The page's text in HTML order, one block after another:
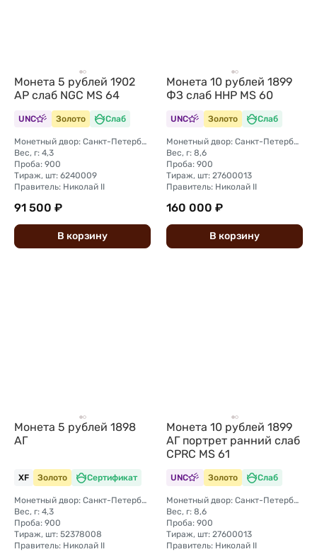
Монета 5 рублей 1902
АР слаб NGC MS 64
UNC Золото Слаб
Монетный двор: Санкт-Петербургский монетный двор
Вес, г: 4,3
Проба: 900
Тираж, шт: 6240009
Правитель: Николай II
91 500 ₽
В корзину
Монета 10 рублей 1899
ФЗ слаб ННР MS 60
UNC Золото Слаб
Монетный двор: Санкт-Петербургский монетный двор
Вес, г: 8,6
Проба: 900
Тираж, шт: 27600013
Правитель: Николай II
160 000 ₽
В корзину
Монета 5 рублей 1898
АГ
XF Золото Сертификат
Монетный двор: Санкт-Петербургский монетный двор
Вес, г: 4,3
Проба: 900
Тираж, шт: 52378008
Правитель: Николай II
Монета 10 рублей 1899
АГ портрет ранний слаб
CPRC MS 61
UNC Золото Слаб
Монетный двор: Санкт-Петербургский монетный двор
Вес, г: 8,6
Проба: 900
Тираж, шт: 27600013
Правитель: Николай II